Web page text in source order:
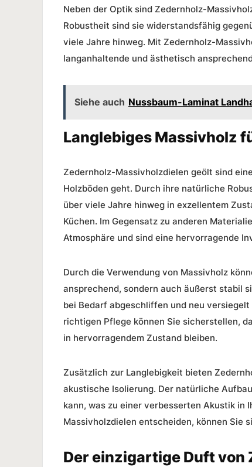
Neben der Optik sind Zedernholz-
Robustheit sind sie widerstandsfähig
viele Jahre hinweg. Mit Zedernholz-
langanhaltende und ästhetisch
Siehe auch Nussbaum-Laminat
Langlebiges Massivholz
Zedernholz-Massivholzdielen geölt sind
Holzböden geht. Durch ihre natürliche
über viele Jahre hinweg in exzellentem
Küchen. Im Gegensatz zu anderen
Atmosphäre und sind eine hervorragende
Durch die Verwendung von Massivholz
ansprechend, sondern auch äußerst stabil
bei Bedarf abgeschliffen und neu
richtigen Pflege können Sie sicherstellen,
in hervorragendem Zustand bleiben.
Zusätzlich zur Langlebigkeit bieten
akustische Isolierung. Der natürliche
kann, was zu einer verbesserten Akustik in
Massivholzdielen entscheiden, können Sie
Der einzigartige Duft von